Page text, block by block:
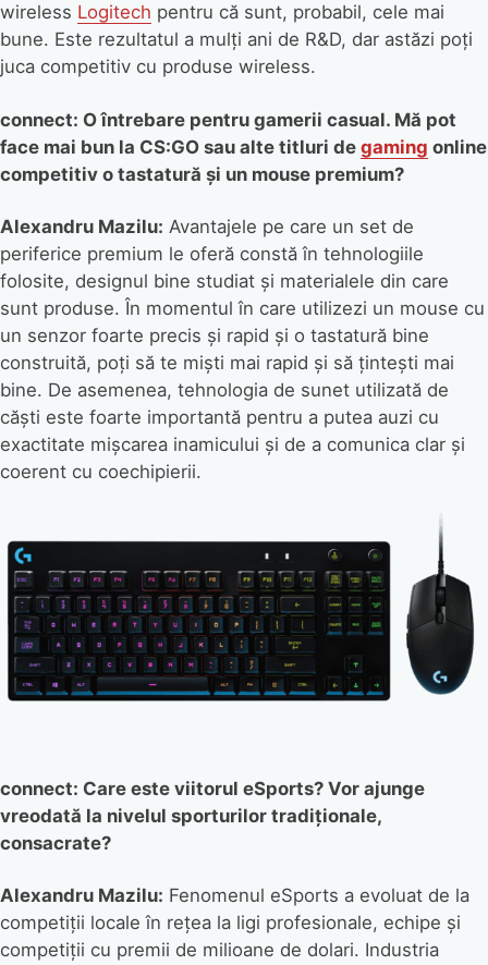
wireless Logitech pentru că sunt, probabil, cele mai
bune. Este rezultatul a mulți ani de R&D, dar astăzi poți
juca competitiv cu produse wireless.
connect: O întrebare pentru gamerii casual. Mă pot
face mai bun la CS:GO sau alte titluri de gaming online
competitiv o tastatură și un mouse premium?
Alexandru Mazilu: Avantajele pe care un set de
periferice premium le oferă constă în tehnologiile
folosite, designul bine studiat și materialele din care
sunt produse. În momentul în care utilizezi un mouse cu
un senzor foarte precis și rapid și o tastatură bine
construită, poți să te miști mai rapid și să țintești mai
bine. De asemenea, tehnologia de sunet utilizată de
căști este foarte importantă pentru a putea auzi cu
exactitate mișcarea inamicului și de a comunica clar și
coerent cu coechipierii.
connect: Care este viitorul eSports? Vor ajunge
vreodată la nivelul sporturilor tradiționale,
consacrate?
Alexandru Mazilu: Fenomenul eSports a evoluat de la
competiții locale în rețea la ligi profesionale, echipe și
competiții cu premii de milioane de dolari. Industria